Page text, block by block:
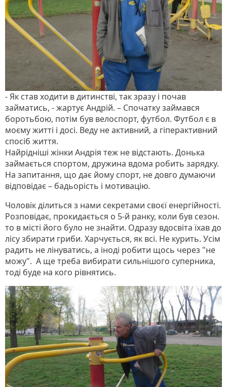
- Як став ходити в дитинстві, так зразу і почав
займатись, - жартує Андрій. – Спочатку займався
боротьбою, потім був велоспорт, футбол. Футбол є в
моєму житті і досі. Веду не активний, а гіперактивний
спосіб життя.
Найрідніші жінки Андрія теж не відстають. Донька
займається спортом, дружина вдома робить зарядку.
На запитання, що дає йому спорт, не довго думаючи
відповідає – бадьорість і мотивацію.
Чоловік ділиться з нами секретами своєї енергійності.
Розповідає, прокидається о 5-й ранку, коли був сезон.
то в місті його було не знайти. Одразу вдосвіта їхав до
лісу збирати гриби. Харчується, як всі. Не курить. Усім
радить не лінуватись, а іноді робити щось через "не
можу". А ще треба вибирати сильнішого суперника,
тоді буде на кого рівнятись.